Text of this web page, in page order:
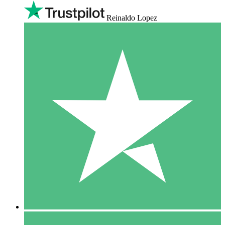
Reinaldo Lopez